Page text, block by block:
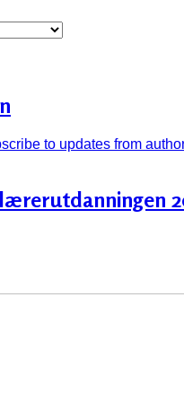
to updates from